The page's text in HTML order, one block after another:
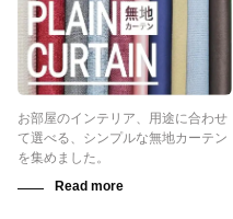
お部屋のインテリア、用途に合わせ
て選べる、シンプルな無地カーテン
を集めました。